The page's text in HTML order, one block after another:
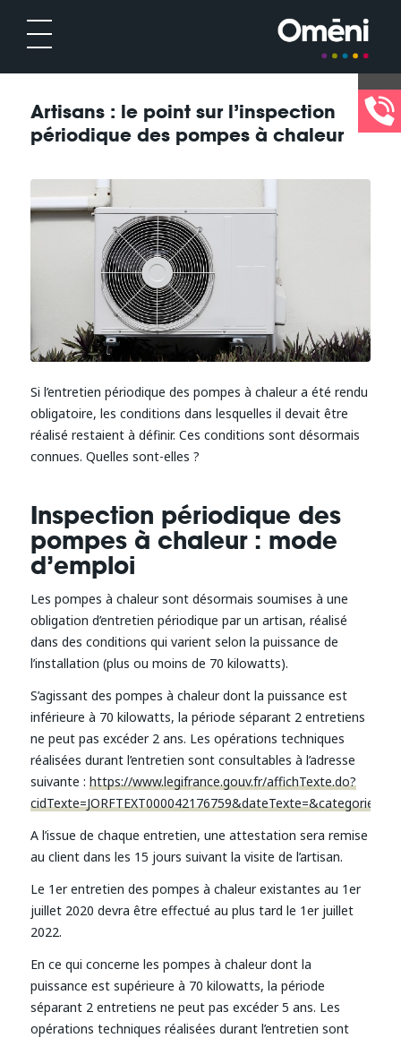
Artisans : le point sur l’inspection
périodique des pompes à chaleur
Si l’entretien périodique des pompes à chaleur a été rendu
obligatoire, les conditions dans lesquelles il devait être
réalisé restaient à définir. Ces conditions sont désormais
connues. Quelles sont-elles ?
Inspection périodique des
pompes à chaleur : mode
d’emploi
Les pompes à chaleur sont désormais soumises à une
obligation d’entretien périodique par un artisan, réalisé
dans des conditions qui varient selon la puissance de
l’installation (plus ou moins de 70 kilowatts).
S’agissant des pompes à chaleur dont la puissance est
inférieure à 70 kilowatts, la période séparant 2 entretiens
ne peut pas excéder 2 ans. Les opérations techniques
réalisées durant l’entretien sont consultables à l’adresse
suivante : https://www.legifrance.gouv.fr/affichTexte.do?
A l’issue de chaque entretien, une attestation sera remise
au client dans les 15 jours suivant la visite de l’artisan.
Le 1er entretien des pompes à chaleur existantes au 1er
juillet 2020 devra être effectué au plus tard le 1er juillet
2022.
En ce qui concerne les pompes à chaleur dont la
puissance est supérieure à 70 kilowatts, la période
séparant 2 entretiens ne peut pas excéder 5 ans. Les
opérations techniques réalisées durant l’entretien sont